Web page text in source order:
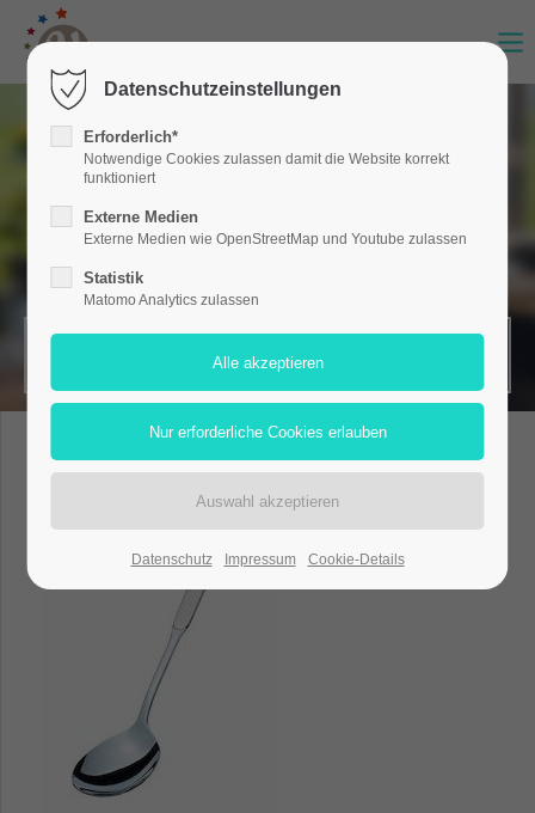
MERKZETTEL (0)
Datenschutzeinstellungen
Erforderlich*
Notwendige Cookies zulassen damit die Website korrekt
funktioniert
Externe Medien
Externe Medien wie OpenStreetMap und Youtube zulassen
Statistik
Matomo Analytics zulassen
Datenschutz Impressum Cookie-Details